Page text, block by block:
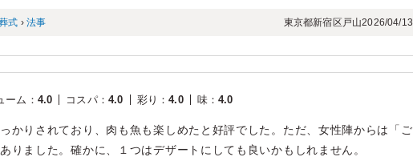
式 ›法事 東京都新宿区戸山2026/04/13
ーム ： 4.0 コスパ： 4.0 彩り ：4.0 味：4.0
かりされており、肉も魚も楽しめたと好評でした。ただ、女性陣からは「ご
りました。確かに、１つはデザートにしても良いかもしれません。